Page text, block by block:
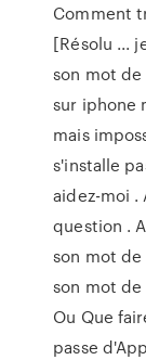
Comment
[Résolu ...
son mot
sur iphone
mais
s'installe
aidez-moi .
question .
son mot
son mot de
Ou Que
passe